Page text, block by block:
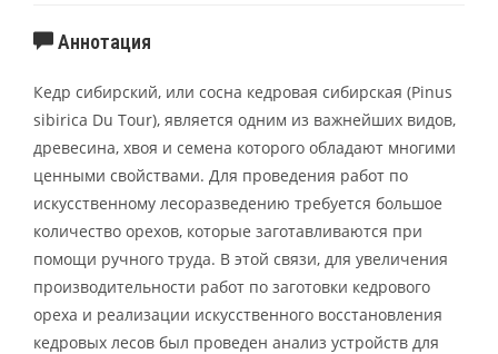
Аннотация
Кедр сибирский, или сосна кедровая сибирская (Pinus
sibirica Du Tour), является одним из важнейших видов,
древесина, хвоя и семена которого обладают многими
ценными свойствами. Для проведения работ по
искусственному лесоразведению требуется большое
количество орехов, которые заготавливаются при
помощи ручного труда. В этой связи, для увеличения
производительности работ по заготовки кедрового
ореха и реализации искусственного восстановления
кедровых лесов был проведен анализ устройств для